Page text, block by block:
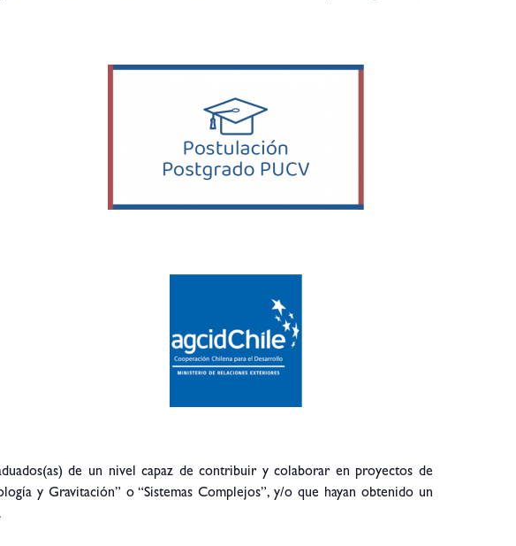
de un nivel capaz de contribuir y colaborar en proyectos de
y Gravitación” o “Sistemas Complejos”, y/o que hayan obtenido un